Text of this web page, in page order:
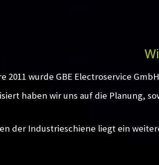
2011 wurde GBE Electroservice
haben wir uns auf die Planung,
der Industrieschiene liegt ein